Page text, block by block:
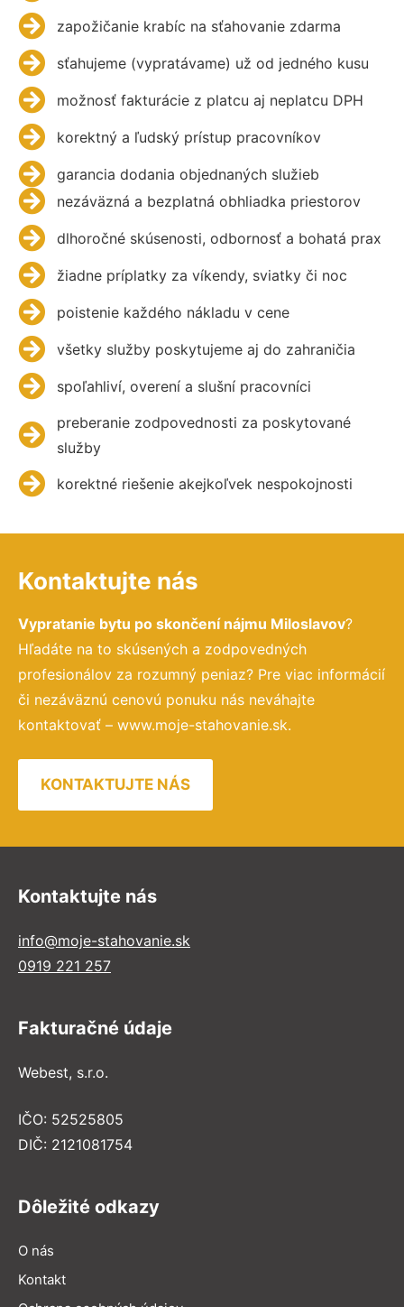
zapožičanie krabíc na sťahovanie zdarma
sťahujeme (vypratávame) už od jedného kusu
možnosť fakturácie z platcu aj neplatcu DPH
korektný a ľudský prístup pracovníkov
garancia dodania objednaných služieb
nezáväzná a bezplatná obhliadka priestorov
dlhoročné skúsenosti, odbornosť a bohatá prax
žiadne príplatky za víkendy, sviatky či noc
poistenie každého nákladu v cene
všetky služby poskytujeme aj do zahraničia
spoľahliví, overení a slušní pracovníci
preberanie zodpovednosti za poskytované
služby
korektné riešenie akejkoľvek nespokojnosti
Kontaktujte nás
Vypratanie bytu po skončení nájmu Miloslavov?
Hľadáte na to skúsených a zodpovedných
profesionálov za rozumný peniaz? Pre viac informácií
či nezáväznú cenovú ponuku nás neváhajte
kontaktovať – www.moje-stahovanie.sk.
KONTAKTUJTE NÁS
Kontaktujte nás
info@moje-stahovanie.sk
0919 221 257
Fakturačné údaje
Webest, s.r.o.
IČO: 52525805
DIČ: 2121081754
Dôležité odkazy
O nás
Kontakt